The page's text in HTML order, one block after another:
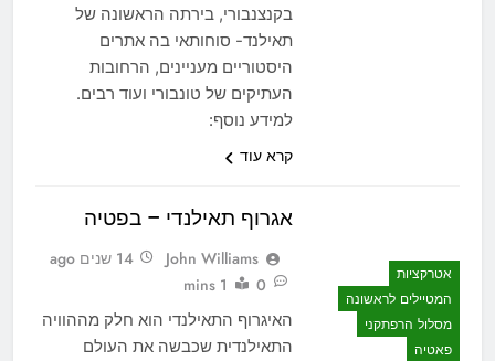
בקנצנבורי, בירתה הראשונה של
תאילנד- סוחותאי בה אתרים
היסטוריים מעניינים, הרחובות
העתיקים של טונבורי ועוד רבים.
למידע נוסף:
קרא עוד
אטרקציות
המטיילים לראשונה
מסלול הרפתקני
פאטיה
אגרוף תאילנדי – בפטיה
John Williams
14 שנים ago
0
1 mins
האיגרוף התאילנדי הוא חלק מההוויה
התאילנדית שכבשה את העולם